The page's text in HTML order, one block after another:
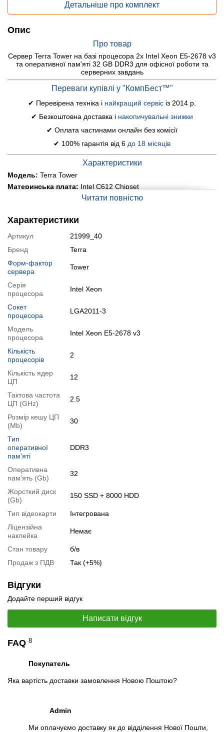
Детальніше про комплект
Опис
Про товар
Сервер Terra Tower на базі процесора 2x Intel Xeon E5-2678 v3
та оперативної пам'яті 32 GB DDR3 для офісної роботи та
серверних завдань
Переваги купівлі у "КомпБест™"
✔ Перевірена техніка і найкращий сервіс із 2014 р.
✔ Безкоштовна доставка і накопичувальні знижки
✔ Оплата частинами онлайн без комісії
✔ 100% гарантія від 6 до 18 місяців
Характеристики
Модель: Terra Tower
Материнська плата: Intel C612 Chipset
2x Intel Xeon E5-2678 v3 (12 (24) ядер по 2.5 - 3.2
Оперативна пам'ять:
Графіка:
ASPEED AST2400
Порти:
2x USB 2.0, 2x USB 3.0, 1x VGA, 3x LAN (RJ-45)
Оптичний привід:так
Стан:б/в (клас А: хороший стан; без дефектів; можуть бути
сліди звичайного використання)
Операційна система:
Особливості
Можлива модифікація:
2.Збільшення розміру HDD
Ви можете розширити строк гарантії на
Можлива також комплектація
Для цього додайте в корзину відповідну позицію з розділу
"Аксесуари
Специфікація процесора:
Тестування процесора:
Відеоогляд
📧Запит оптової ціни
Слідкувати на Facebook
Читати повністю
Характеристики
Артикул
21999_40
Бренд
Terra
Форм-фактор
сервера
Tower
Серія
процесора
Intel Xeon
Сокет
процесора
LGA2011-3
Модель
процесора
Intel Xeon E5-2678 v3
Кількість
процесорів
2
Кількість ядер
ЦП
12
Тактова частота
ЦП (GHz)
2.5
Розмір кешу ЦП
(Mb)
30
Тип
оперативної
пам'яті
DDR3
Оперативна
пам'ять (Gb)
32
Жорсткий диск
(Gb)
150 SSD + 8000 HDD
Тип відеокарти
Інтегрована
Ліцензійна
наклейка
Немає
Стан товару
б/в
Продаж з ПДВ
Так (+5%)
Відгуки
Додайте перший відгук
Написати відгук
FAQ 8
Покупатель
Яка вартість доставки замовлення Новою Поштою?
Admin
Ми оплачуємо доставку як до відділення Нової Пошти,